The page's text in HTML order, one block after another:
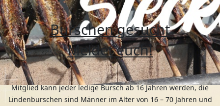
Burschen gesucht
Meldet euch!
Mitglied kann jeder ledige Bursch ab 16 Jahren werden, die
Lindenburschen sind Männer im Alter von 16 – 70 Jahren und